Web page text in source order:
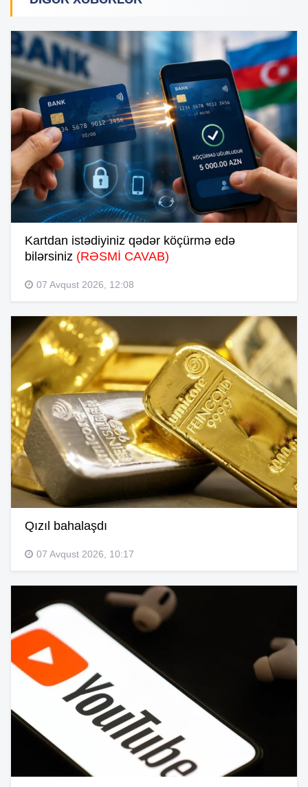
Kartdan istədiyiniz qədər köçürmə edə
bilərsiniz (RƏSMİ CAVAB)
07 Avqust 2026, 12:08
Qızıl bahalaşdı
07 Avqust 2026, 10:17